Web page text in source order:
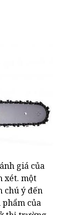
giá của
xét. một
chú ý đến
phẩm của